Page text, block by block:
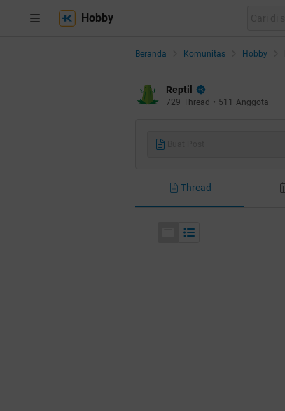
Hobby
Beranda Komunitas Hobby
Reptil
729 Thread • 511 Anggota
Thread